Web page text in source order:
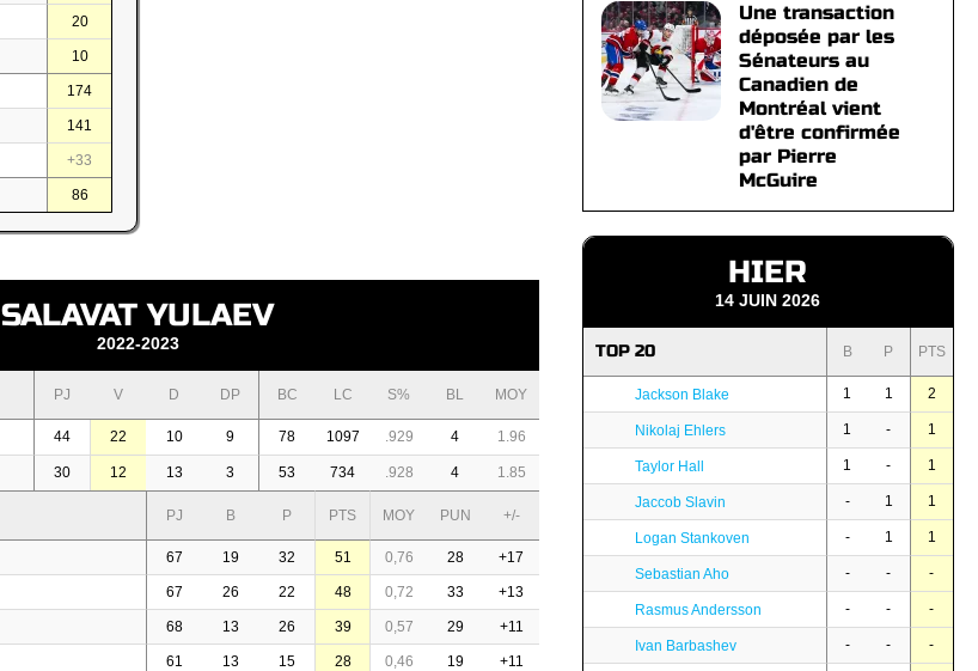
20
10
174
141
+33
86
SALAVAT YULAEV
2022-2023
PJ V D DP BC LC S% BL MOY
44 22 10 9 78 1097 .929 4 1.96
30 12 13 3 53 734 .928 4 1.85
PJ B P PTS MOY PUN +/-
67 19 32 51 0,76 28 +17
67 26 22 48 0,72 33 +13
68 13 26 39 0,57 29 +11
61 13 15 28 0,46 19 +11
Une transaction
déposée par les
Sénateurs au
Canadien de
Montréal vient
d'être confirmée
par Pierre
McGuire
HIER
14 JUIN 2026
TOP 20 B P PTS
Jackson Blake 1 1 2
Nikolaj Ehlers 1 - 1
Taylor Hall 1 - 1
Jaccob Slavin - 1 1
Logan Stankoven - 1 1
Sebastian Aho - - -
Rasmus Andersson - - -
Ivan Barbashev - - -